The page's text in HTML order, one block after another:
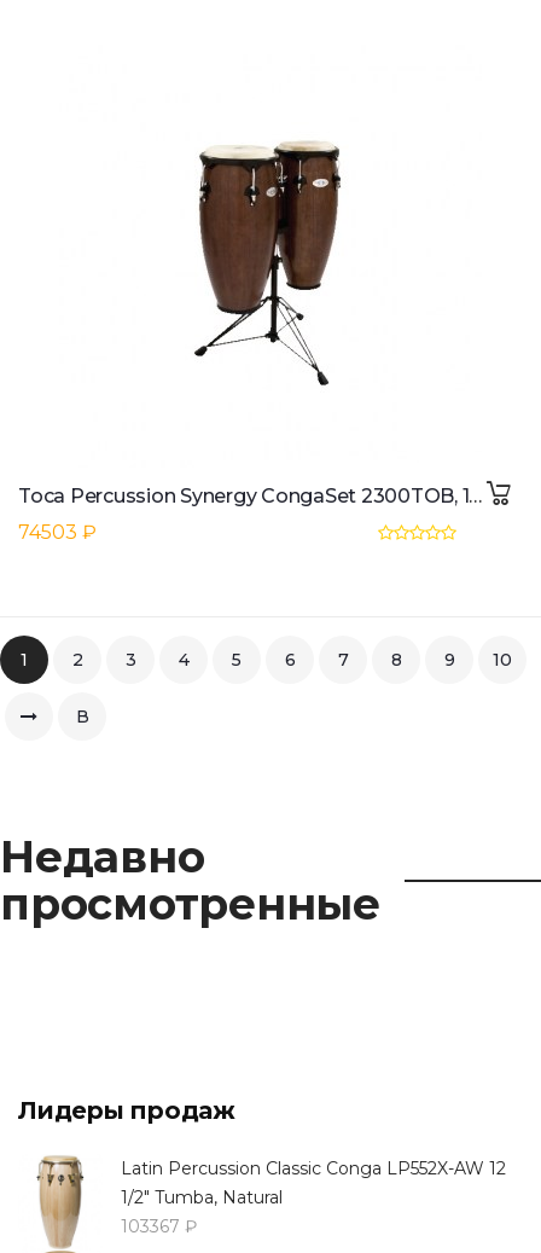
Toca Percussion Synergy CongaSet 2300TOB, 10" & 11", Tobacco
74503 ₽
1 2 3 4 5 6 7 8 9 10
В
Недавно
просмотренные
Лидеры продаж
Latin Percussion Classic Conga LP552X-AW 12
1/2" Tumba, Natural
103367 ₽